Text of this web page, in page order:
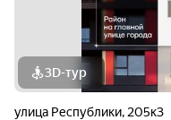
3D-тур
улица Республики, 205к3